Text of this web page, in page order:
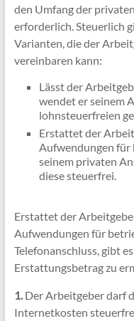
den Umfang der
erforderlich. Steuerlich
Varianten, die der
vereinbaren kann:
Lässt der
wendet er seinem
lohnsteuerfreien
Erstattet der
Aufwendungen für
seinem privaten
diese steuerfrei.
Erstattet der
Aufwendungen für
Telefonanschluss, gibt
Erstattungsbetrag zu
1.Der Arbeitgeber darf
Internetkosten